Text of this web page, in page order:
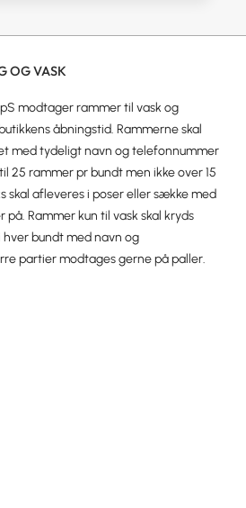
OG VASK
modtager rammer til vask og
åbningstid. Rammerne skal
med tydeligt navn og telefonnummer
25 rammer pr bundt men ikke over 15
skal afleveres i poser eller sække med
Rammer kun til vask skal kryds
hver bundt med navn og
partier modtages gerne på paller.